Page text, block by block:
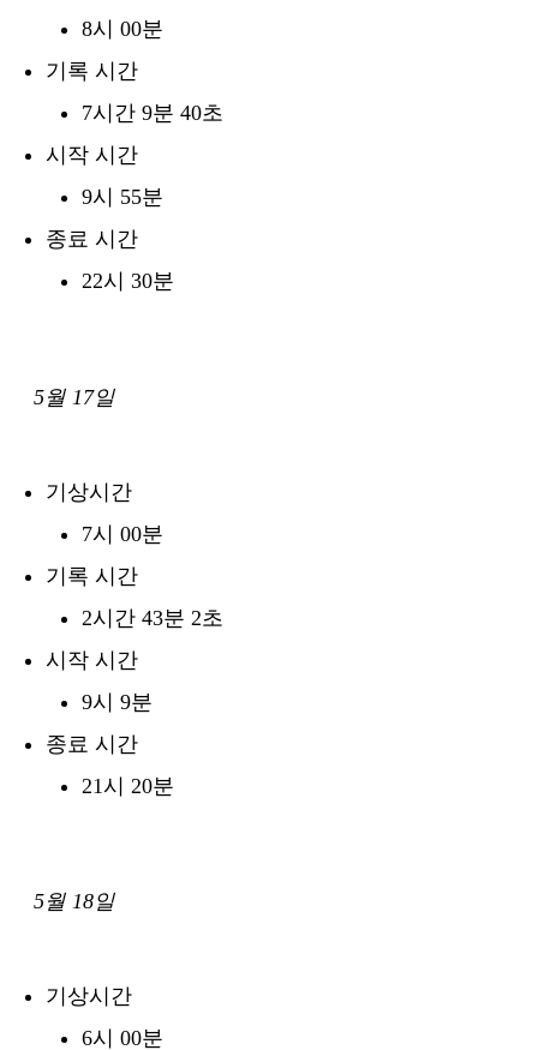
8시 00분
기록 시간
7시간 9분 40초
시작 시간
9시 55분
종료 시간
22시 30분
5월 17일
기상시간
7시 00분
기록 시간
2시간 43분 2초
시작 시간
9시 9분
종료 시간
21시 20분
5월 18일
기상시간
6시 00분